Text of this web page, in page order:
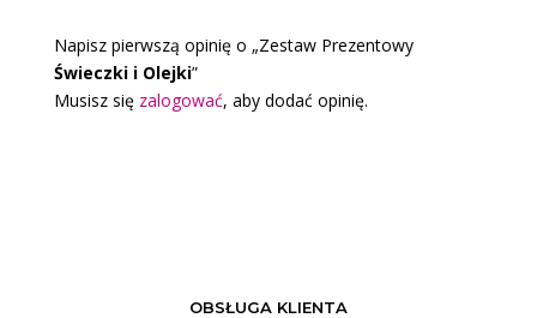
Napisz pierwszą opinię o „Zestaw Prezentowy
Świeczki i Olejki”
Musisz się zalogować, aby dodać opinię.
OBSŁUGA KLIENTA